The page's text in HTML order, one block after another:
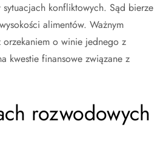
konfliktowych. Sąd bierze
alimentów. Ważnym
o winie jednego z
kwestie finansowe związane z
rozwodowych